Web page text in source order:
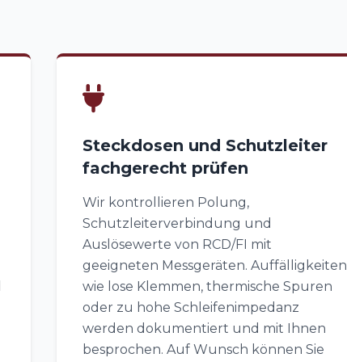
Steckdosen und Schutzleiter
fachgerecht prüfen
Wir kontrollieren Polung,
Schutzleiterverbindung und
Auslösewerte von RCD/FI mit
geeigneten Messgeräten. Auffälligkeiten
wie lose Klemmen, thermische Spuren
oder zu hohe Schleifenimpedanz
werden dokumentiert und mit Ihnen
besprochen. Auf Wunsch können Sie